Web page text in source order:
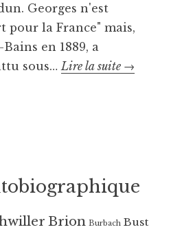
Georges n'est
pour la France" mais,
en 1889, a
sous… Lire la suite Ce
→
Brion Burbach Bust